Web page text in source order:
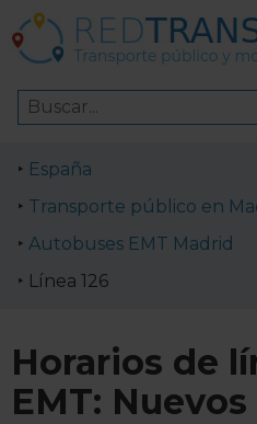
España
Transporte público en
Autobuses EMT Madrid
Línea 126
Horarios de
EMT: